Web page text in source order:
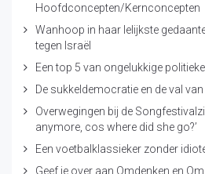
Hoofdconcepten/Kernconcepten
Wanhoop in haar lelijkste
tegen Israël
Een top 5 van ongelukkige
De sukkeldemocratie en de val van
Overwegingen bij de
anymore, cos where did she go?’
Een voetbalklassieker zonder
Geef je over aan Omdenken en